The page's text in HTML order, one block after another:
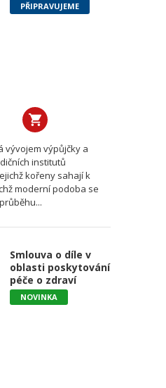
PŘIPRAVUJEME
vývojem výpůjčky a
institutů
kořeny sahají k
moderní podoba se
Smlouva o díle v
oblasti poskytování
péče o zdraví
NOVINKA